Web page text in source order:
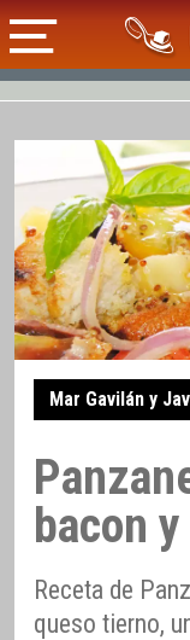
Mar Gavilán y
bacon
Receta de
queso tierno,